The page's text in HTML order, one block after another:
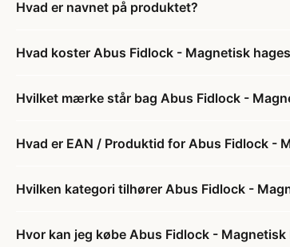
Hvad er navnet på produktet?
Hvad koster Abus Fidlock - Magnetisk
Hvilket mærke står bag Abus Fidlock -
Hvad er EAN / Produktid for Abus Fidlock -
Hvilken kategori tilhører Abus Fidlock -
Hvor kan jeg købe Abus Fidlock -